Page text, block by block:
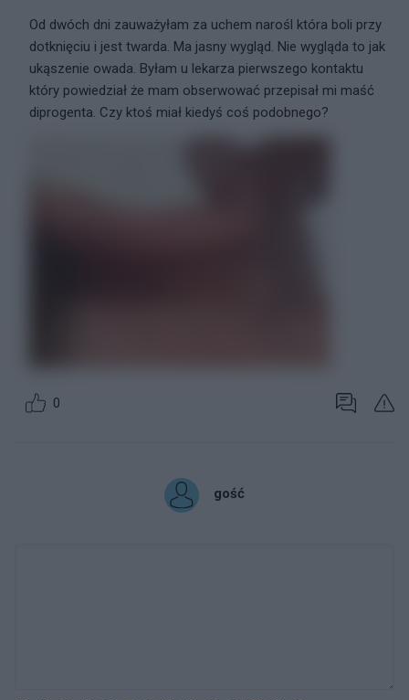
Od dwóch dni zauważyłam za uchem narośl która boli przy
dotknięciu i jest twarda. Ma jasny wygląd. Nie wygląda to jak
ukąszenie owada. Byłam u lekarza pierwszego kontaktu
który powiedział że mam obserwować przepisał mi maść
diprogenta. Czy ktoś miał kiedyś coś podobnego?
0
gość